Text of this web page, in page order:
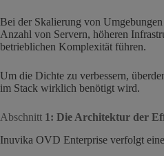
Bei der Skalierung von
Anzahl von Servern, höheren
betrieblichen Komplexität führen.
Um die Dichte zu verbessern,
im Stack wirklich benötigt wird.
Abschnitt 1: Die Architektur der
Inuvika OVD Enterprise verfolgt